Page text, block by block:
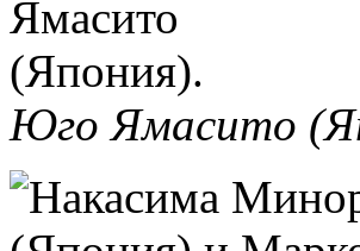
Юго Ямасито